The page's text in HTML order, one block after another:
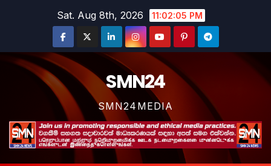
Sat. Aug 8th, 2026 11:02:06 PM
SMN24
SMN24MEDIA